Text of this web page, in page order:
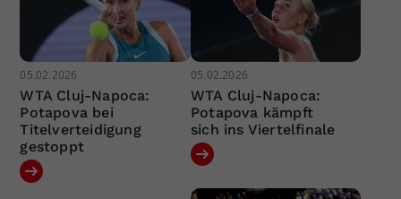
05.02.2026
WTA Cluj-Napoca:
Potapova bei
Titelverteidigung
gestoppt
05.02.2026
WTA Cluj-Napoca:
Potapova kämpft
sich ins Viertelfinale